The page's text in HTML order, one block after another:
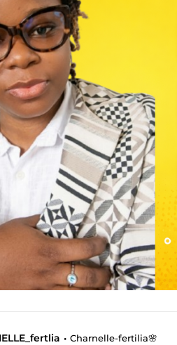
• Charnelle-fertilia🌸